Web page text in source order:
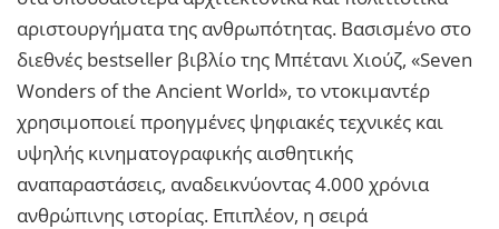
αριστουργήματα της ανθρωπότητας. Βασισμένο στο
διεθνές bestseller βιβλίο της Μπέτανι Χιούζ, «Seven
Wonders of the Ancient World», το ντοκιμαντέρ
χρησιμοποιεί προηγμένες ψηφιακές τεχνικές και
υψηλής κινηματογραφικής αισθητικής
αναπαραστάσεις, αναδεικνύοντας 4.000 χρόνια
ανθρώπινης ιστορίας. Επιπλέον, η σειρά